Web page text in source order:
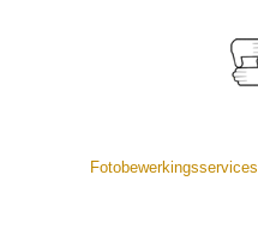
Fotobewerkingsservices